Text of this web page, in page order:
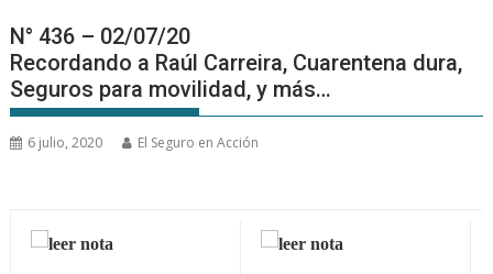
N° 436 – 02/07/20
Recordando a Raúl Carreira, Cuarentena dura,
Seguros para movilidad, y más…
6 julio, 2020 El Seguro en Acción